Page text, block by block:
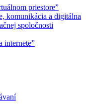
priestore”
komunikácia a digitálna
spoločnosti
internete”